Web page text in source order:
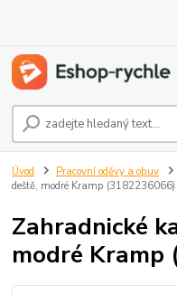
Úvod Pracovní oděvy a obuv
deště, modré Kramp (3182236066)
Zahradnické
modré Kramp